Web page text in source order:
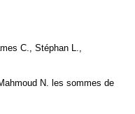
C., Stéphan L.,
N. les sommes de